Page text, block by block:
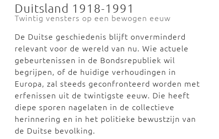
Duitsland 1918-1991
Twintig vensters op een bewogen eeuw
De Duitse geschiedenis blijft onverminderd
relevant voor de wereld van nu. Wie actuele
gebeurtenissen in de Bondsrepubliek wil
begrijpen, of de huidige verhoudingen in
Europa, zal steeds geconfronteerd worden met
erfenissen uit de twintigste eeuw. Die heeft
diepe sporen nagelaten in de collectieve
herinnering en in het politieke bewustzijn van
de Duitse bevolking.